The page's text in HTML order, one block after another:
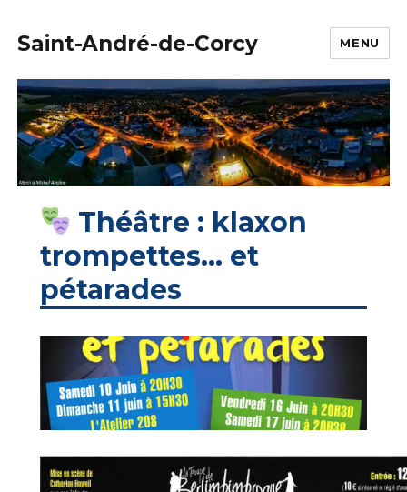
Saint-André-de-Corcy MENU
Théâtre : klaxon
trompettes… et
pétarades